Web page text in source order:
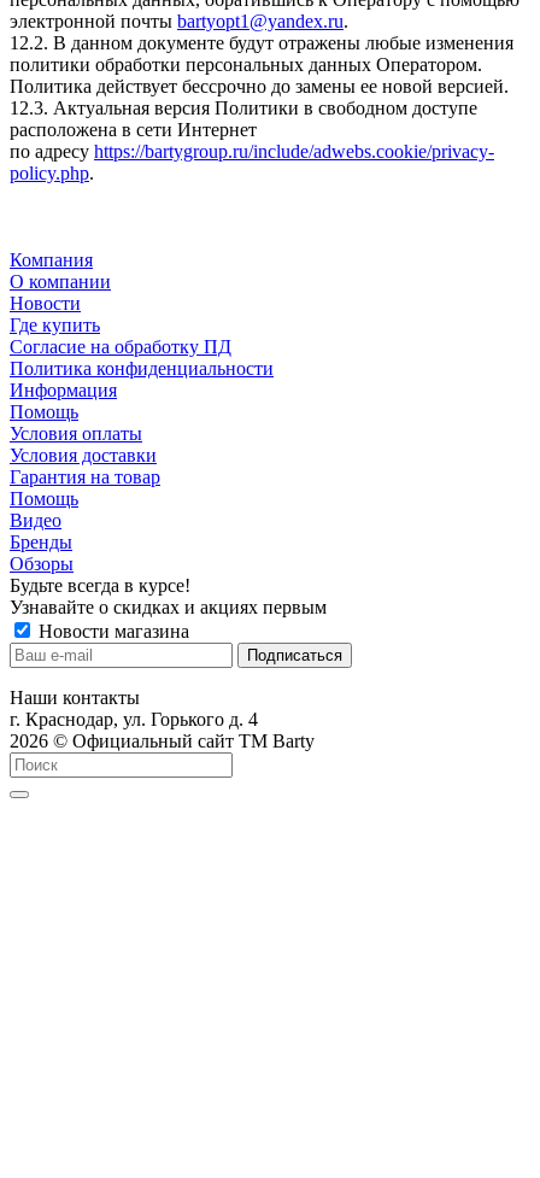
электронной почты bartyopt1@yandex.ru.
12.2. В данном документе будут отражены любые изменения
политики обработки персональных данных Оператором.
Политика действует бессрочно до замены ее новой версией.
12.3. Актуальная версия Политики в свободном доступе
расположена в сети Интернет
по адресу https://bartygroup.ru/include/adwebs.cookie/privacy-
policy.php.
Компания
О компании
Новости
Где купить
Согласие на обработку ПД
Политика конфиденциальности
Информация
Помощь
Условия оплаты
Условия доставки
Гарантия на товар
Помощь
Видео
Бренды
Обзоры
Будьте всегда в курсе!
Узнавайте о скидках и акциях первым
Новости магазина
Наши контакты
г. Краснодар, ул. Горького д. 4
2026 © Официальный сайт ТМ Barty